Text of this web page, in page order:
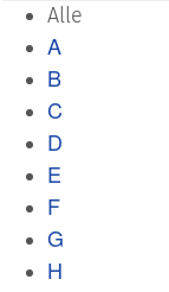
Alle
A
B
C
D
E
F
G
H